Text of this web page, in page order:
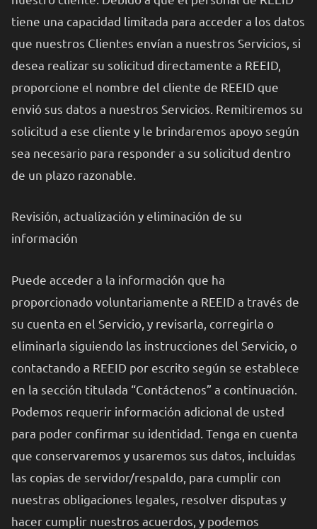
tiene una capacidad limitada para acceder a los datos
que nuestros Clientes envían a nuestros Servicios, si
desea realizar su solicitud directamente a REEID,
proporcione el nombre del cliente de REEID que
envió sus datos a nuestros Servicios. Remitiremos su
solicitud a ese cliente y le brindaremos apoyo según
sea necesario para responder a su solicitud dentro
de un plazo razonable.
Revisión, actualización y eliminación de su
información
Puede acceder a la información que ha
proporcionado voluntariamente a REEID a través de
su cuenta en el Servicio, y revisarla, corregirla o
eliminarla siguiendo las instrucciones del Servicio, o
contactando a REEID por escrito según se establece
en la sección titulada “Contáctenos” a continuación.
Podemos requerir información adicional de usted
para poder confirmar su identidad. Tenga en cuenta
que conservaremos y usaremos sus datos, incluidas
las copias de servidor/respaldo, para cumplir con
nuestras obligaciones legales, resolver disputas y
hacer cumplir nuestros acuerdos, y podemos